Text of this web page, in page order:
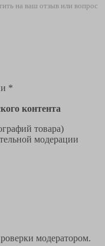
на ваш отзыв или вопрос
*
контента
товара)
модерации
модератором.